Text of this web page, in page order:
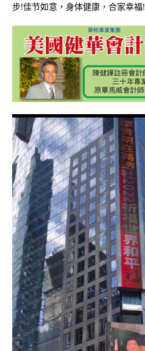
步!佳节如意，身体健康，合家幸福!